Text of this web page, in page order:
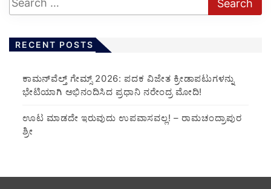
RECENT POSTS
ಕಾಮನ್‌ವೆಲ್ತ್ ಗೇಮ್ಸ್ 2026: ಪದಕ ವಿಜೇತ ಕ್ರೀಡಾಪಟುಗಳನ್ನು
ಭೇಟಿಯಾಗಿ ಅಭಿನಂದಿಸಿದ ಪ್ರಧಾನಿ ನರೇಂದ್ರ ಮೋದಿ!
ಊಟ ಮಾಡದೇ ಇರುವುದು ಉಪವಾಸವಲ್ಲ! – ರಾಮಚಂದ್ರಾಪುರ
ಶ್ರೀ